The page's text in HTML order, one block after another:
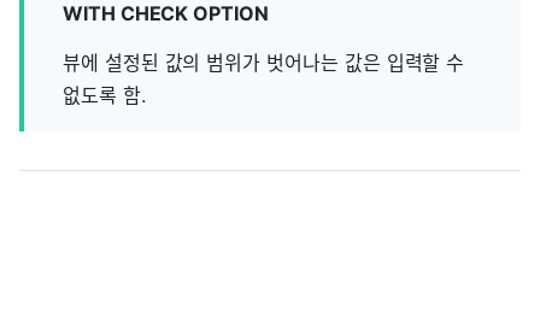
WITH CHECK OPTION
뷰에 설정된 값의 범위가 벗어나는 값은 입력할 수
없도록 함.